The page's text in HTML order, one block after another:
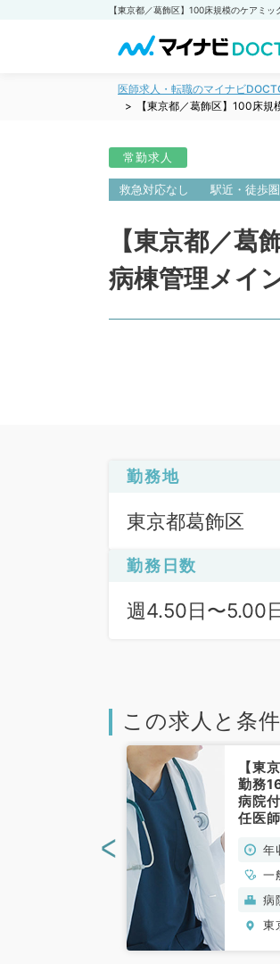
医師求人・転職のマイナビ
【東京都／葛飾区】100床
常勤求人
救急対応なし 駅近・徒歩
【東京都／
病棟管理メイ
勤務地
東京都葛飾区
勤務日数
週4.50日〜5.00
この求人と条
【東
勤務
病院
任医
年
一
病
東
<